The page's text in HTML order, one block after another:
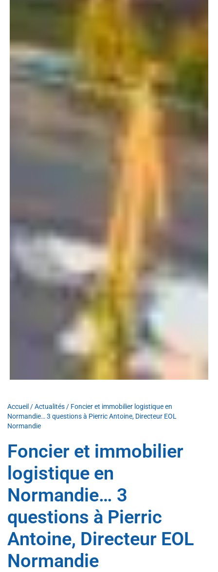
Accueil /Actualités / Foncier et immobilier logistique en
Normandie… 3 questions à Pierric Antoine, Directeur EOL
Normandie
Foncier et immobilier
logistique en
Normandie… 3
questions à Pierric
Antoine, Directeur EOL
Normandie